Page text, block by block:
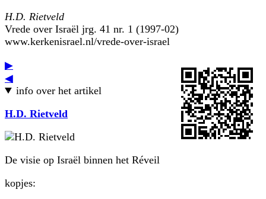
H.D. Rietveld
Vrede over Israël jrg. 41 nr. 1 (1997-02)
www.kerkenisrael.nl/vrede-over-israel
▶
◀
info over het artikel
H.D. Rietveld
De visie op Israël binnen het Réveil
kopjes: